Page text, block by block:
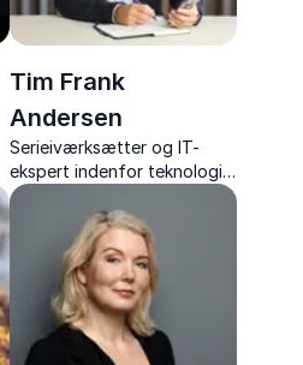
Tim Frank
Andersen
Serieiværksætter og IT-
ekspert indenfor teknologi
og digitalisering